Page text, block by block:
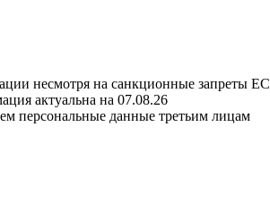
несмотря на санкционные
актуальна на 07.08.26
персональные данные третьим лицам